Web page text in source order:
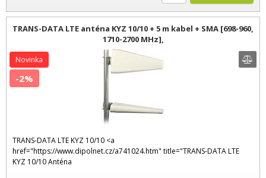
TRANS-DATA LTE anténa KYZ 10/10 + 5 m kabel + SMA [698-960,
1710-2700 MHz],
TRANS-DATA LTE KYZ 10/10 <a
href="https://www.dipolnet.cz/a741024.htm" title="TRANS-DATA LTE
KYZ 10/10 Anténa
Novinka
-2%